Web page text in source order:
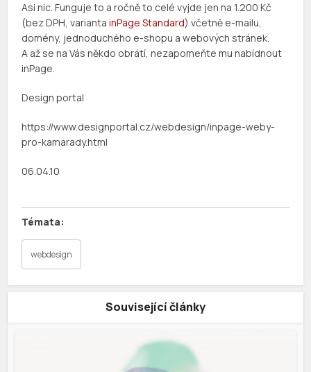
Asi nic. Funguje to a ročně to celé vyjde jen na 1.200 Kč
(bez DPH, variantainPage Standard) včetně e-mailu,
domény, jednoduchého e-shopu a webových stránek.
A až se na Vás někdo obrátí, nezapomeňte mu nabídnout
inPage.
Design portal
https://www.designportal.cz/webdesign/inpage-weby-
pro-kamarady.html
06.04.10
webdesign
Související články